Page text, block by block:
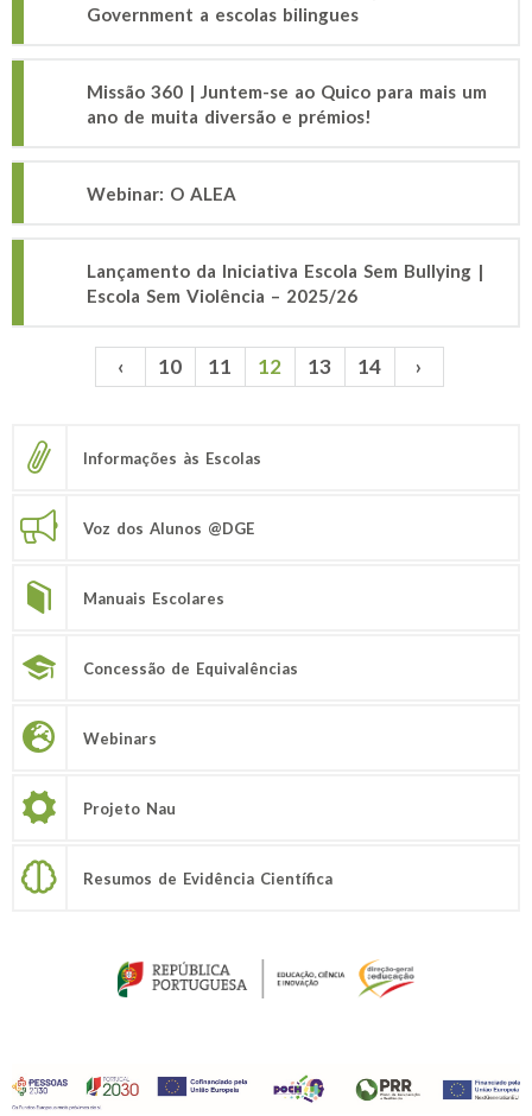
Government a escolas bilingues
Missão 360 | Juntem-se ao Quico para mais um
ano de muita diversão e prémios!
Webinar: O ALEA
Lançamento da Iniciativa Escola Sem Bullying |
Escola Sem Violência – 2025/26
Páginas ‹ 10 11 12 13 14 ›
Informações às Escolas
Voz dos Alunos @DGE
Manuais Escolares
Concessão de Equivalências
Webinars
Projeto Nau
Resumos de Evidência Científica